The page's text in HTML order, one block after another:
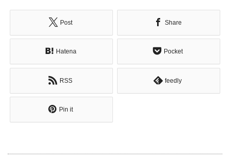
Post Share
Hatena Pocket
RSS feedly
Pin it